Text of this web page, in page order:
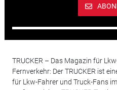
TRUCKER – Das Magazin für
Fernverkehr: Der TRUCKER ist
für Lkw-Fahrer und Truck-Fans